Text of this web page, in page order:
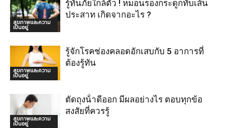
สุขภาพและความ
เป็นอยู่
รู้ทันภัยใกล้ตัว ! หมอนรองกระดูกทับเส้น
ประสาท เกิดจากอะไร ?
สุขภาพและความ
เป็นอยู่
รู้จักโรคช่องคลอดอักเสบกับ 5 อาการที่
ต้องรู้ทัน
สุขภาพและความ
เป็นอยู่
ตัดถุงน้ําดีออก มีผลอย่างไร ตอบทุกข้อ
สงสัยที่ควรรู้